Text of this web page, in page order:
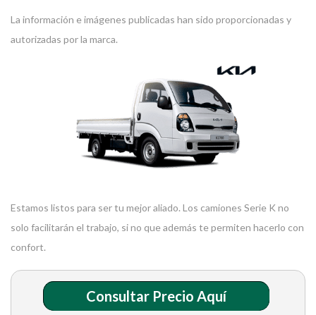
La información e imágenes publicadas han sido proporcionadas y
autorizadas por la marca.
Estamos listos para ser tu mejor aliado. Los camiones Serie K no
solo facilitarán el trabajo, si no que además te permiten hacerlo con
confort.
Consultar Precio Aquí